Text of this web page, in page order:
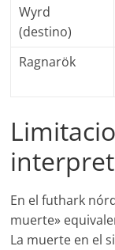
Wyrd
(destino)
Ragnarök
En el futhark
muerte»
La muerte en el